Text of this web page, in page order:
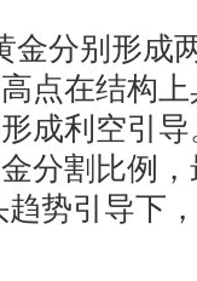
分别形成
点在结构
成利空引
分割比例
势引导下